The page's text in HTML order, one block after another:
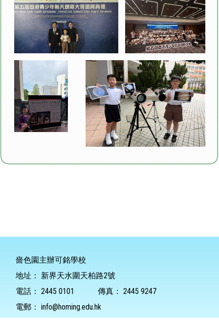
嗇色園主辦可銘學校
地址：
新界天水圍天柏路2號
電話： 2445 0101 傳真： 2445 9247
電郵： info@homing.edu.hk